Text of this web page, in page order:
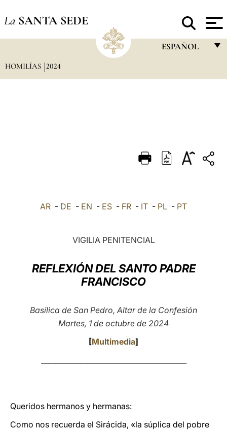
La SANTA SEDE
ESPAÑOL
DEUTSCH
العربيّة
HOMILÍAS 2024
AR - DE - EN - ES - FR - IT - PL - PT
VIGILIA PENITENCIAL
REFLEXIÓN DEL SANTO PADRE
FRANCISCO
Basílica de San Pedro, Altar de la Confesión
Martes, 1 de octubre de 2024
[Multimedia]
Queridos hermanos y hermanas:
Como nos recuerda el Sirácida, «la súplica del pobre